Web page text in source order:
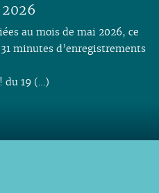
au mois de mai 2026, ce
minutes d’enregistrements
du 19 (…)